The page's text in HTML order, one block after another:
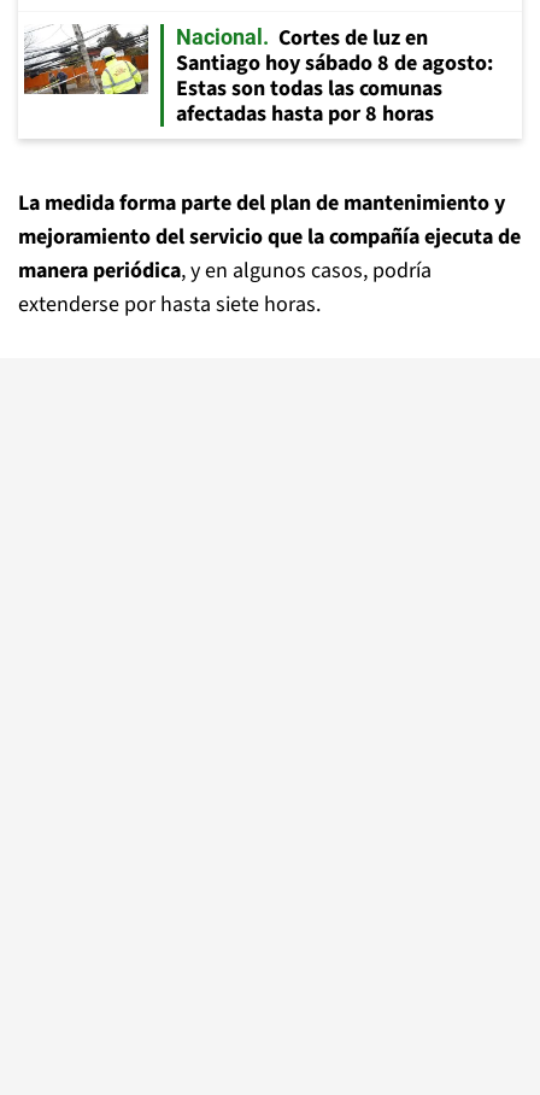
Nacional
Cortes de luz en
Santiago hoy sábado 8 de agosto:
Estas son todas las comunas
afectadas hasta por 8 horas
La medida forma parte del plan de mantenimiento y
mejoramiento del servicio que la compañía ejecuta de
manera periódica, y en algunos casos, podría
extenderse por hasta siete horas.